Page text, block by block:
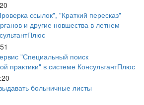
ссылок", "Краткий пересказ"
и другие новшества в летнем
"Специальный поиск
практики" в системе КонсультантПлюс
больничные листы